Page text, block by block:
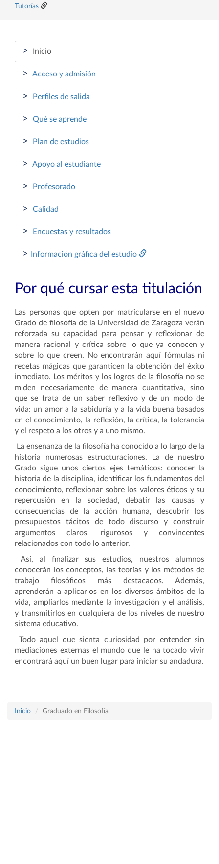
Tutorías
> Inicio
> Acceso y admisión
> Perfiles de salida
> Qué se aprende
> Plan de estudios
> Apoyo al estudiante
> Profesorado
> Calidad
> Encuestas y resultados
> Información gráfica del estudio
Por qué cursar esta titulación
Las personas que opten por matricularse en el nuevo
Grado de filosofía de la Universidad de Zaragoza verán
reforzada su capacidad para pensar y reflexionar de
manera racional y crítica sobre lo que ya conocen y
sobre lo que creen. No encontrarán aquí fórmulas ni
recetas mágicas que garanticen la obtención del éxito
inmediato. Los méritos y los logros de la filosofía no se
miden necesariamente de manera cuantitativa, sino
que se trata de un saber reflexivo y de un modo de
vida: un amor a la sabiduría y a la vida buena basados
en el conocimiento, la reflexión, la crítica, la tolerancia
y el respeto a los otros y a uno mismo.
La enseñanza de la filosofía ha conocido a lo largo de la
historia numerosas estructuraciones. La de nuestro
Grado sigue unos ciertos ejes temáticos: conocer la
historia de la disciplina, identificar los fundamentos del
conocimiento, reflexionar sobre los valores éticos y su
repercusión en la sociedad, debatir las causas y
consecuencias de la acción humana, descubrir los
presupuestos tácitos de todo discurso y construir
argumentos claros, rigurosos y convincentes
relacionados con todo lo anterior.
Así, al finalizar sus estudios, nuestros alumnos
conocerán los conceptos, las teorías y los métodos de
trabajo filosóficos más destacados. Además,
aprenderán a aplicarlos en los diversos ámbitos de la
vida, ampliarlos mediante la investigación y el análisis,
y transmitirlos en cualquiera de los niveles de nuestro
sistema educativo.
Todo aquel que sienta curiosidad por entender sin
mediaciones externas el mundo que le ha tocado vivir
encontrará aquí un buen lugar para iniciar su andadura.
Inicio Graduado en Filosofía